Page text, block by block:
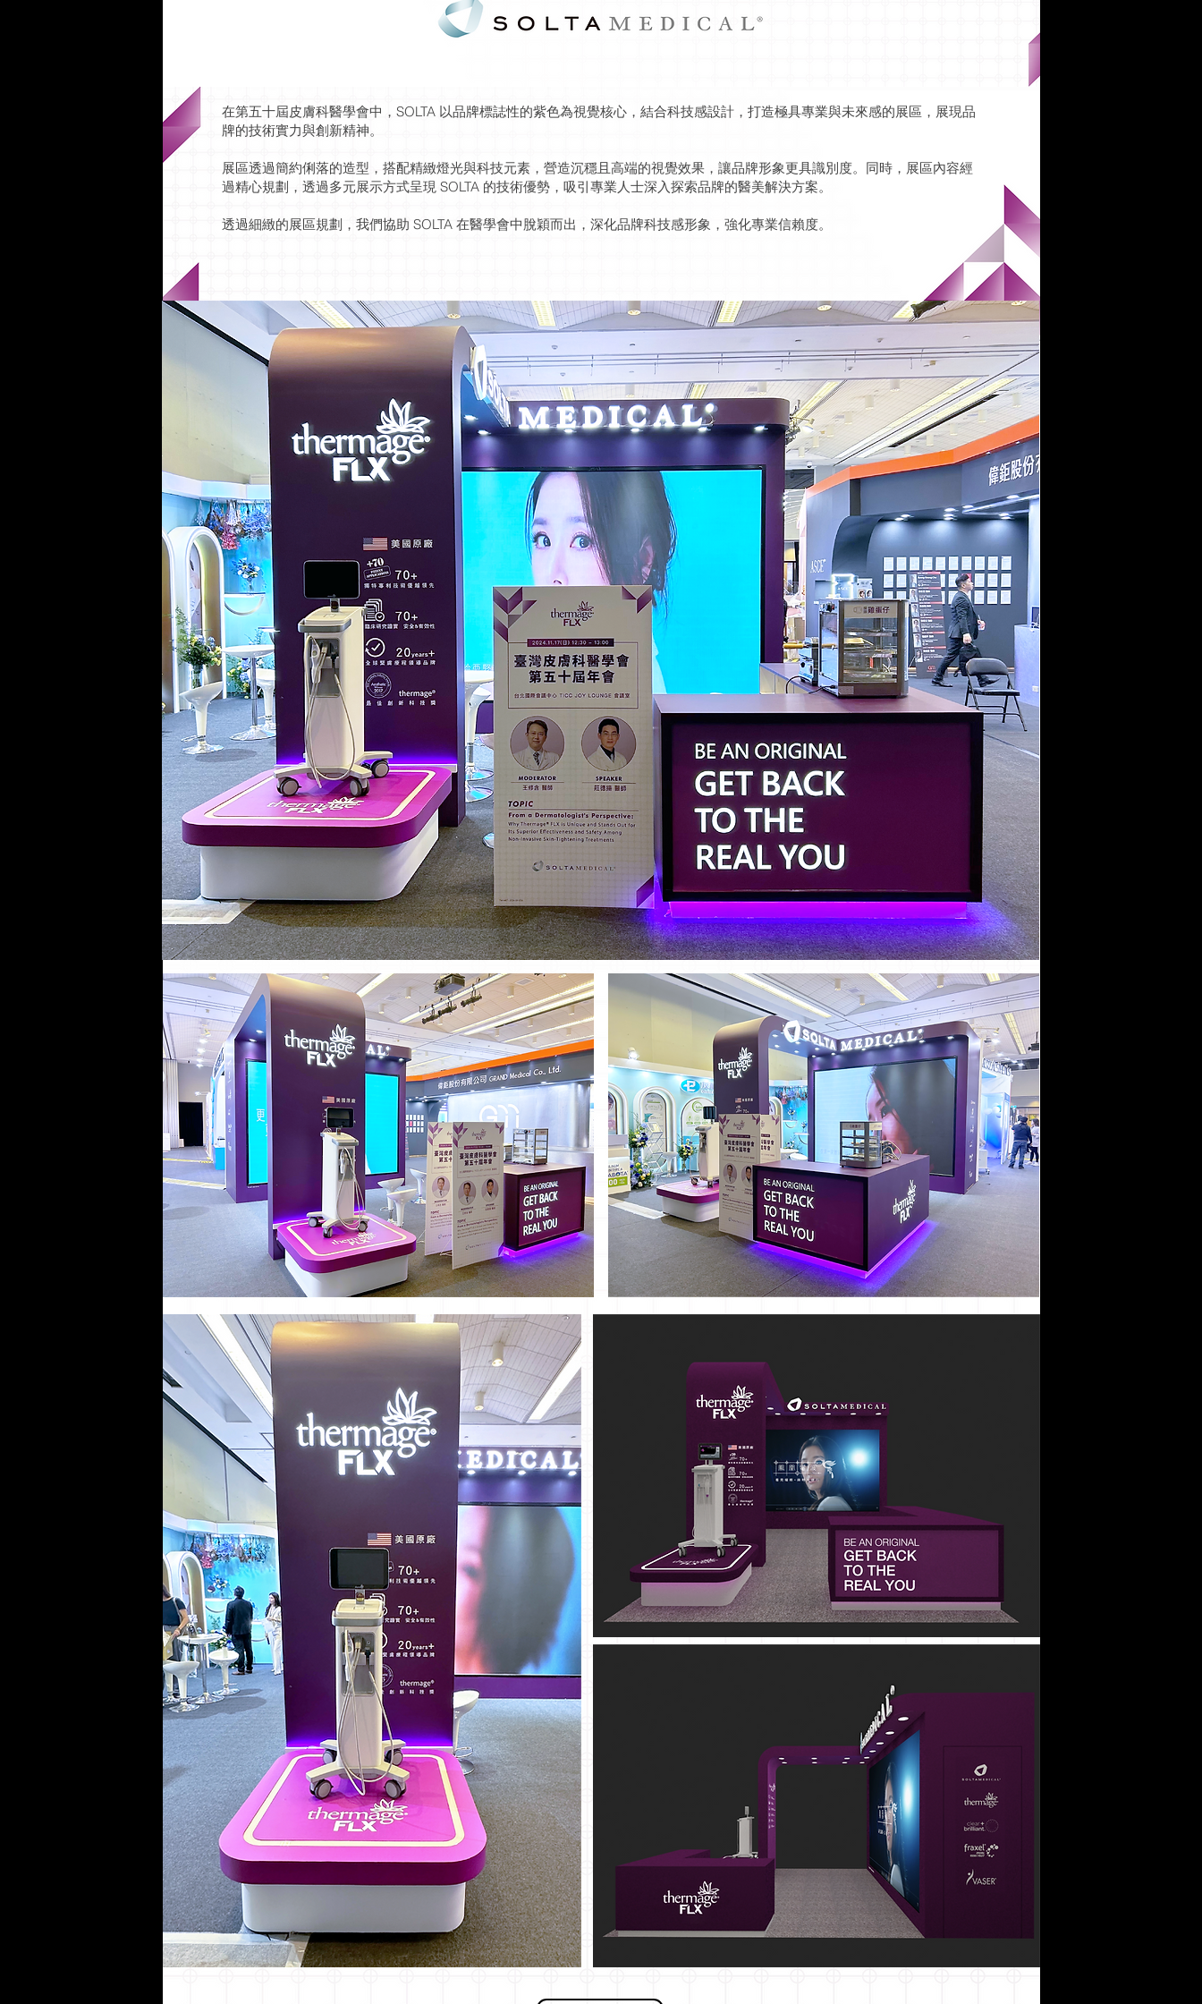
在第五十屆皮膚科醫學會中，SOLTA 以品牌標誌性的紫色為視覺核心，結合科技感設計，打造極具專業與未來感的展區，展現品
牌的技術實力與創新精神。
展區透過簡約俐落的造型，搭配精緻燈光與科技元素，營造沉穩且高端的視覺效果，讓品牌形象更具識別度。同時，展區內容經
過精心規劃，透過多元展示方式呈現 SOLTA 的技術優勢，吸引專業人士深入探索品牌的醫美解決方案。
透過細緻的展區規劃，我們協助 SOLTA 在醫學會中脫穎而出，深化品牌科技感形象，強化專業信賴度。